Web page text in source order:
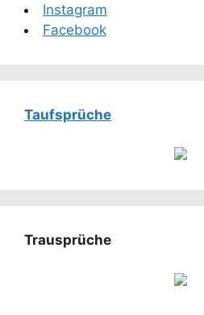
Instagram
Facebook
Taufsprüche
Trausprüche